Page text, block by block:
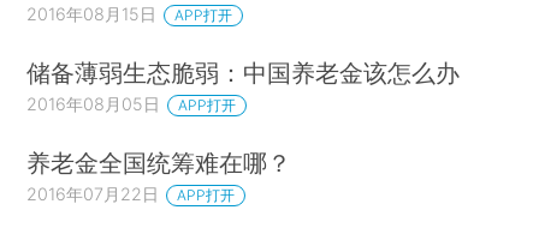
2016年08月15日 APP打开
储备薄弱生态脆弱：中国养老金该怎么办
2016年08月05日 APP打开
养老金全国统筹难在哪？
2016年07月22日 APP打开